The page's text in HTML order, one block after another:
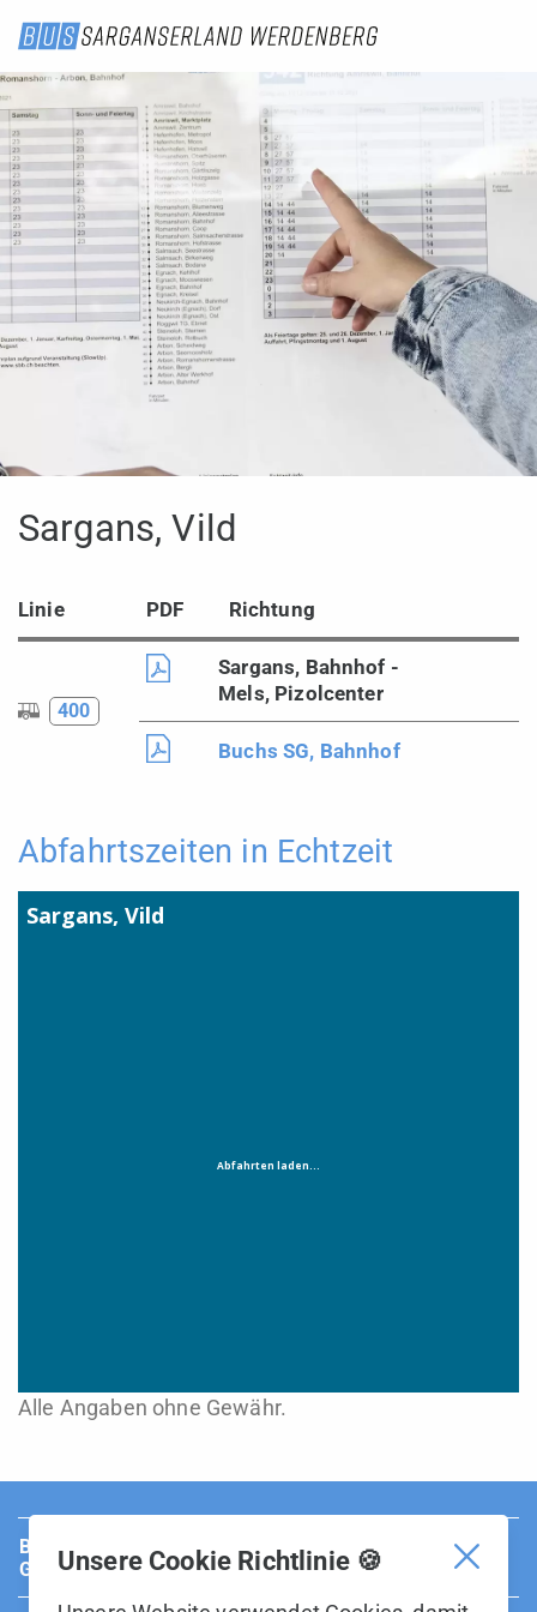
Sargans, Vild
Linie PDF Richtung
400
Sargans, Bahnhof -
Mels, Pizolcenter
Buchs SG, Bahnhof
Abfahrtszeiten in Echtzeit
Alle Angaben ohne Gewähr.
BUS Sarganserland Werdenberg ist Teil der BOS
Gruppe.Unsere Cookie Richtlinie 🍪